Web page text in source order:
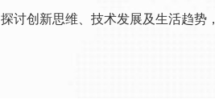
探讨创新思维、技术发展及生活趋势